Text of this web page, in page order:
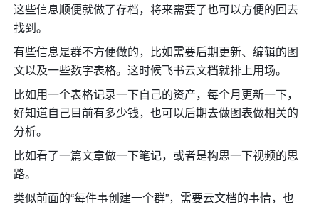
这些信息顺便就做了存档，将来需要了也可以方便的回去
找到。
有些信息是群不方便做的，比如需要后期更新、编辑的图
文以及一些数字表格。这时候飞书云文档就排上用场。
比如用一个表格记录一下自己的资产，每个月更新一下，
好知道自己目前有多少钱，也可以后期去做图表做相关的
分析。
比如看了一篇文章做一下笔记，或者是构思一下视频的思
路。
类似前面的“每件事创建一个群”，需要云文档的事情，也